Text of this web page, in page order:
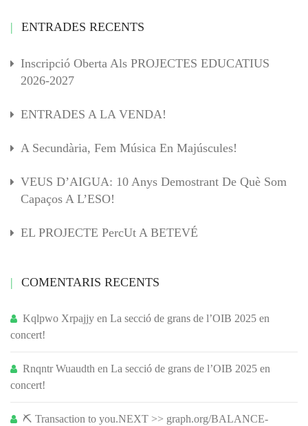
ENTRADES RECENTS
Inscripció Oberta Als PROJECTES EDUCATIUS
2026-2027
ENTRADES A LA VENDA!
A Secundària, Fem Música En Majúscules!
VEUS D’AIGUA: 10 Anys Demostrant De Què Som
Capaços A L’ESO!
EL PROJECTE PercUt A BETEVÉ
COMENTARIS RECENTS
Kqlpwo Xrpajjy en La secció de grans de l’OIB 2025 en
concert!
Rnqntr Wuaudth en La secció de grans de l’OIB 2025 en
concert!
⛏ Transaction to you.NEXT >> graph.org/BALANCE-